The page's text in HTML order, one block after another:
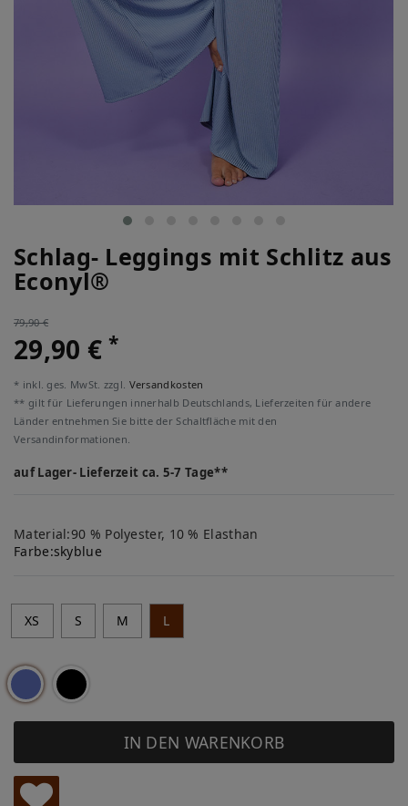
Schlag- Leggings mit Schlitz aus
Econyl®
79,90 €
29,90 €*
* inkl. ges. MwSt. zzgl. Versandkosten
** gilt für Lieferungen innerhalb Deutschlands, Lieferzeiten für andere
Länder entnehmen Sie bitte der Schaltfläche mit den
Versandinformationen.
auf Lager- Lieferzeit ca. 5-7 Tage**
Material:90 % Polyester, 10 % Elasthan
Farbe:skyblue
XS S M L
IN DEN WARENKORB